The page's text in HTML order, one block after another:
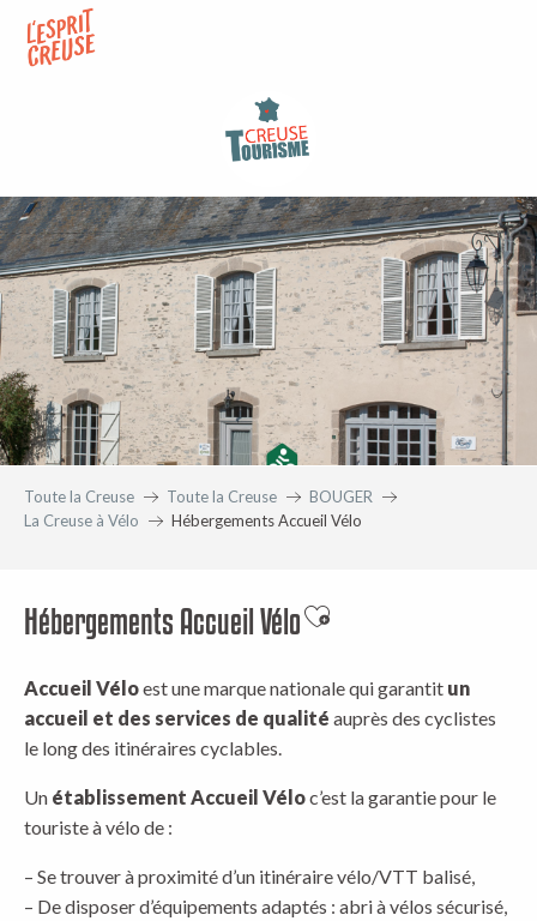
contenu
Toute la Creuse Toute la Creuse
BOUGER
La Creuse à Vélo
Hébergements Accueil Vélo
Hébergements Accueil VéloAjouter aux favoris
Accueil Véloest une marque nationale qui garantit un
accueil et des services de qualité auprès des cyclistes
le long des itinéraires cyclables.
Un établissement Accueil Véloc’est la garantie pour le
touriste à vélo de :
– Se trouver à proximité d’un itinéraire vélo/VTT balisé,
– De disposer d’équipements adaptés : abri à vélos sécurisé,